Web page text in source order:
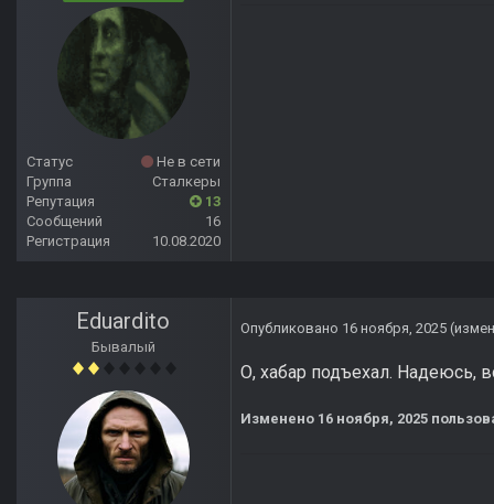
Статус
Не в сети
Группа
Сталкеры
Репутация
13
Сообщений
16
Регистрация
10.08.2020
Eduardito
Бывалый
Опубликовано 16 ноября, 2025
О, хабар подъехал. Надеюсь,
Изменено 16 ноября, 2025